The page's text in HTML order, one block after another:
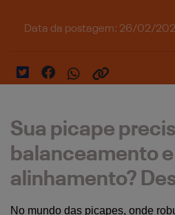
Data da postagem: 26/02/
Sua picape
balanceamento e
alinhamento?
No mundo das picapes, onde